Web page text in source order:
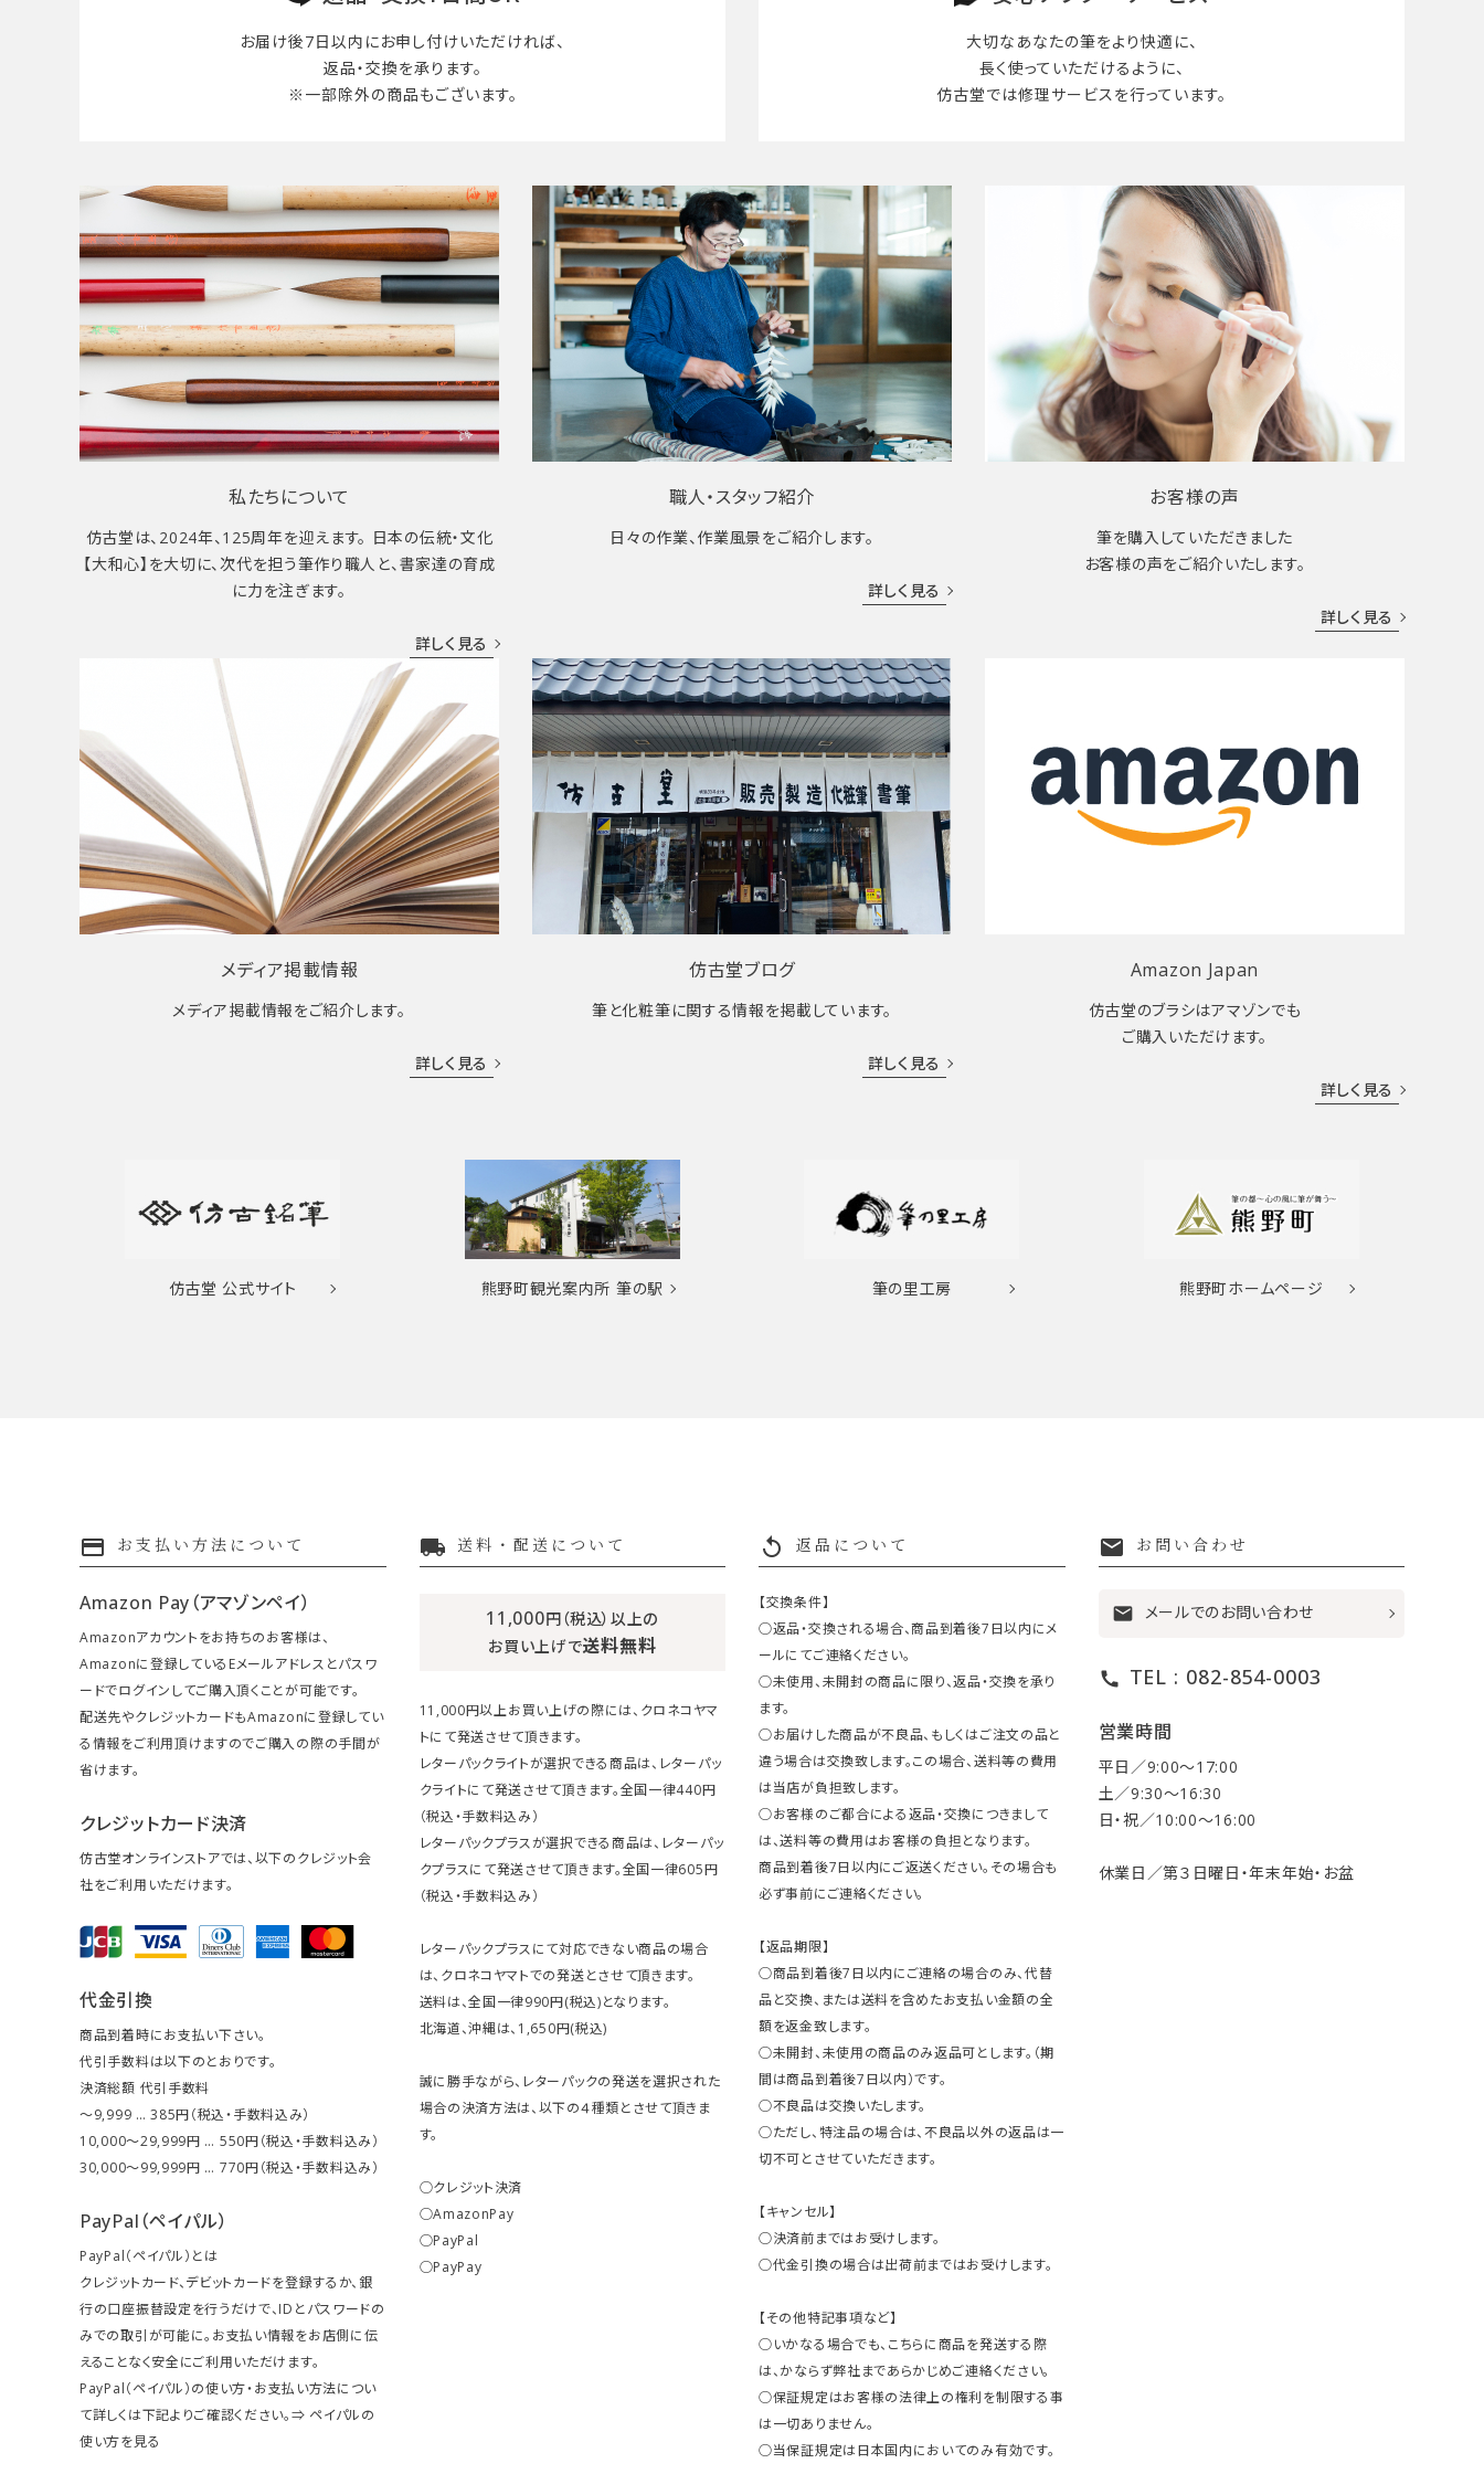
お届け後7日以内にお申し付けいただければ、
返品・交換を承ります。
※一部除外の商品もございます。
大切なあなたの筆をより快適に、
長く使って いただけるように、
仿古堂では修理サービスを行っています。
私たちについて
仿古堂は、2024年、125周年を迎えます。 日本の伝統・文化
【大和心】を大切に、次代を担う筆作り職人と、書家達の育成
に力を注ぎます。
詳しく見る
職人・スタッフ紹介
日々の作業、作業風景をご紹介します。
詳しく見る
お客様の声
筆を購入していただきました
お客様の声をご紹介いたします。
詳しく見る
メディア掲載情報
メディア掲載情報をご紹介します。
詳しく見る
仿古堂ブログ
筆と化粧筆に関する情報を掲載しています。
詳しく見る
Amazon Japan
仿古堂のブラシはアマゾンでも
ご購入いただけます。
詳しく見る
仿古堂 公式サイト 熊野町観光案内所 筆の駅 筆の里工房 熊野町ホームページ
payment お支払い方法について
Amazon Pay（アマゾンペイ）
Amazonアカウントをお持ちのお客様は、
Amazonに登録しているEメールアドレスとパスワ
ードでログインしてご購入頂くことが可能です。
配送先やクレジットカードもAmazonに登録してい
る情報をご利用頂けますのでご購入の際の手間が
省けます。
クレジットカード決済
仿古堂オンラインストアでは、以下のクレジット会
社をご利用いただけます。
代金引換
商品到着時にお支払い下さい。
代引手数料は以下のとおりです。
決済総額 代引手数料
～9,999 … 385円（税込・手数料込み）
10,000～29,999円 … 550円（税込・手数料込み）
30,000～99,999円 … 770円（税込・手数料込み）
PayPal（ペイパル）
PayPal（ペイパル）とは
クレジットカード、デビットカードを登録するか、銀
行の口座振替設定を行うだけで、IDとパスワードの
みでの取引が可能に。お支払い情報をお店側に伝
えることなく安全にご利用いただけます。
PayPal（ペイパル）の使い方・お支払い方法につい
て詳しくは下記よりご確認ください。⇒ ペイパルの
使い方を見る
local_shipping 送料・配送について
11,000円（税込）以上の
お買い上げで送料無料
11,000円以上お買い上げの際には、クロネコヤマ
トにて発送させて頂きます。
レターパックライトが選択できる商品は、レターパッ
クライトにて発送させて頂きます。全国一律440円
（税込・手数料込み）
レターパックプラスが選択できる商品は、レターパッ
クプラスにて発送させて頂きます。全国一律605円
（税込・手数料込み）
レターパックプラスにて対応できない商品の場合
は、クロネコヤマトでの発送とさせて頂きます。
送料は、全国一律990円(税込)となります。
北海道、沖縄は、1,650円(税込)
誠に勝手ながら、レターパックの発送を選択された
場合の決済方法は、以下の４種類とさせて頂きま
す。
○クレジット決済
○AmazonPay
○PayPal
○PayPay
replay 返品について
【交換条件】
○返品・交換される場合、商品到着後7日以内にメ
ールにてご連絡ください。
○未使用、未開封の商品に限り、返品・交換を承り
ます。
○お届けした商品が不良品、もしくはご注文の品と
違う場合は交換致します。この場合、送料等の費用
は当店が負担致します。
○お客様のご都合による返品・交換につきまして
は、送料等の費用はお客様の負担となります。
商品到着後7日以内にご返送ください。その場合も
必ず事前にご連絡ください。
【返品期限】
○商品到着後7日以内にご連絡の場合のみ、代替
品と交換、または送料を含めたお支払い金額の全
額を返金致します。
○未開封、未使用の商品のみ返品可とします。（期
間は商品到着後7日以内）です。
○不良品は交換いたします。
○ただし、特注品の場合は、不良品以外の返品は一
切不可とさせていただきます。
【キャンセル】
○決済前まではお受けします。
○代金引換の場合は出荷前まではお受けします。
【その他特記事項など】
○いかなる場合でも、こちらに商品を発送する際
は、かならず弊社まであらかじめご連絡ください。
○保証規定はお客様の法律上の権利を制限する事
は一切ありません。
○当保証規定は日本国内においてのみ有効です。
mail お問い合わせ
mail メールでのお問い合わせ
call TEL : 082-854-0003
営業時間
平日／9:00〜17:00
土／9:30〜16:30
日・祝／10:00〜16:00
休業日／第３日曜日・年末年始・お盆